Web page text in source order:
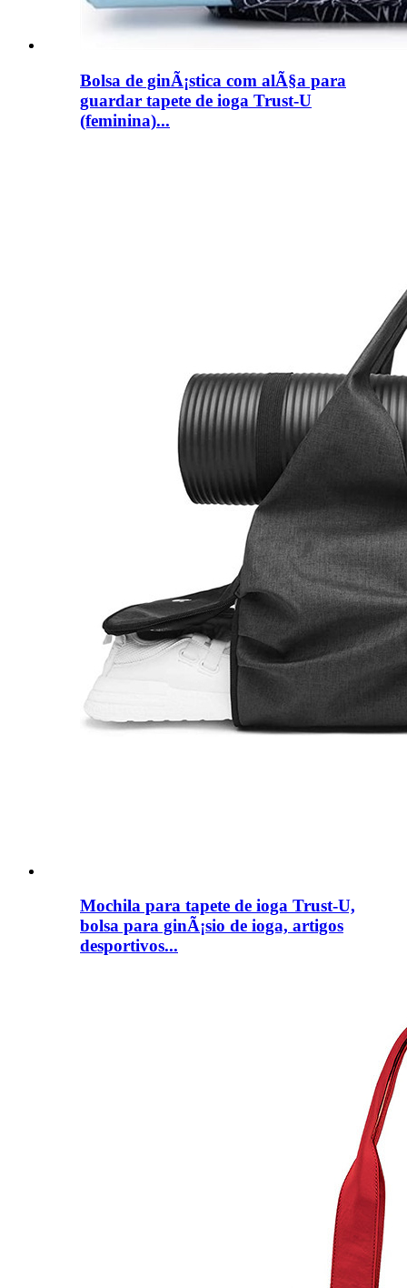
Bolsa de ginÃ¡stica com alÃ§a para
guardar tapete de ioga Trust-U
(feminina)...
Mochila para tapete de ioga Trust-U,
bolsa para ginÃ¡sio de ioga, artigos
desportivos...